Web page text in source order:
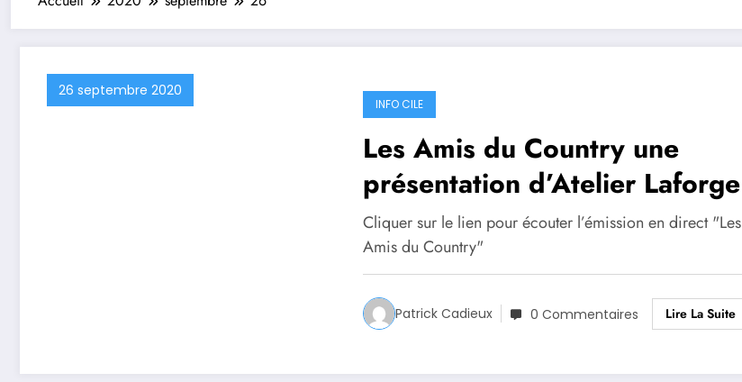
26 septembre 2020
INFO CILE
Les Amis du Country une
présentation d’Atelier Laforge
Cliquer sur le lien pour écouter l’émission en direct "Les
Amis du Country"
Patrick Cadieux 0 Commentaires Lire La Suite